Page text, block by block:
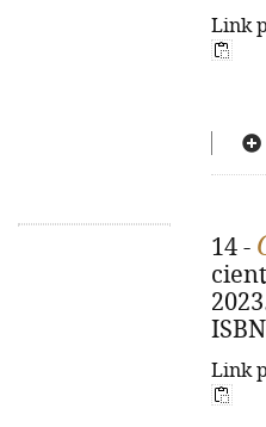
Link
14 -
Link